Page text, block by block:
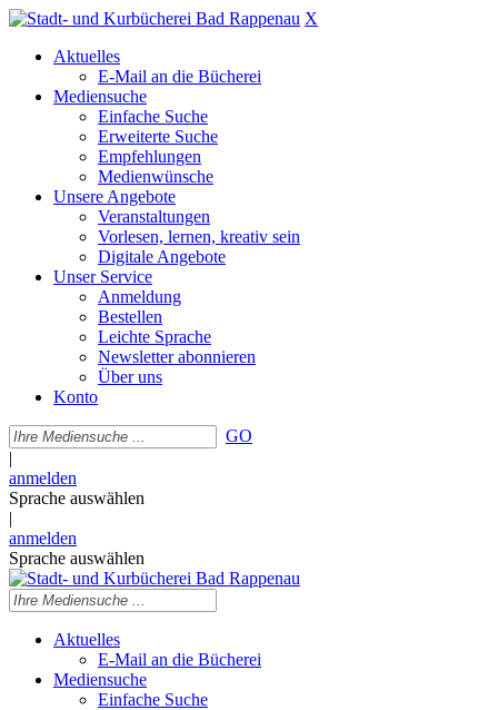
X
Aktuelles
E-Mail an die Bücherei
Mediensuche
Einfache Suche
Erweiterte Suche
Empfehlungen
Medienwünsche
Unsere Angebote
Veranstaltungen
Vorlesen, lernen, kreativ sein
Digitale Angebote
Unser Service
Anmeldung
Bestellen
Leichte Sprache
Newsletter abonnieren
Über uns
Konto
GO
|
anmelden
Sprache auswählen
|
anmelden
Sprache auswählen
Aktuelles
E-Mail an die Bücherei
Mediensuche
Einfache Suche